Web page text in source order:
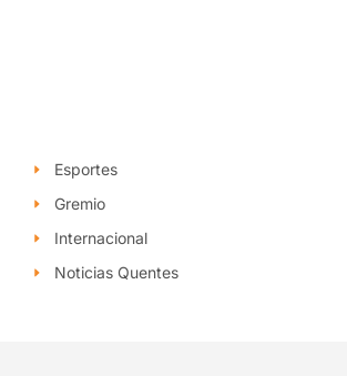
Esportes
Gremio
Internacional
Noticias Quentes